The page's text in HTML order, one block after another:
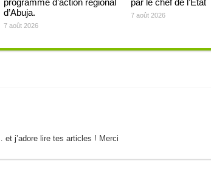
programme d’action régional
d’Abuja.
7 août 2026
par le chef de l’Etat
7 août 2026
j’adore lire tes articles ! Merci